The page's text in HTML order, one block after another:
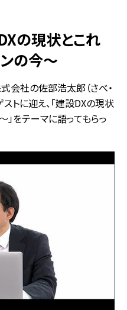
の現状とこれ
の今～
会社の佐部浩太郎（さべ・
トに迎え、「建設DXの現状
をテーマに語ってもらっ